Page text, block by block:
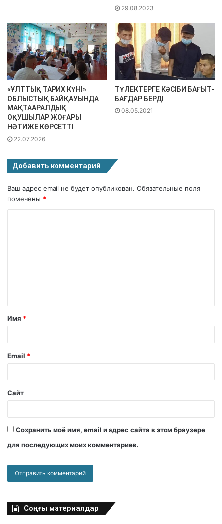
29.08.2023
«ҰЛТТЫҚ ТАРИХ КҮНІ»
ОБЛЫСТЫҚ БАЙҚАУЫНДА
МАҚТААРАЛДЫҚ
ОҚУШЫЛАР ЖОҒАРЫ
НӘТИЖЕ КӨРСЕТТІ
22.07.2026
ТҮЛЕКТЕРГЕ КӘСІБИ БАҒЫТ-
БАҒДАР БЕРДІ
08.05.2021
Добавить комментарий
Ваш адрес email не будет опубликован. Обязательные поля
помечены *
Имя *
Email *
Сайт
Сохранить моё имя, email и адрес сайта в этом браузере
для последующих моих комментариев.
Соңғы материалдар